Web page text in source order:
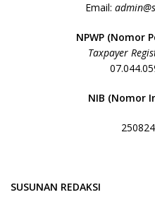
Email:
NPWP (Nomor
Taxpayer
NIB (Nomor
SUSUNAN REDAKSI